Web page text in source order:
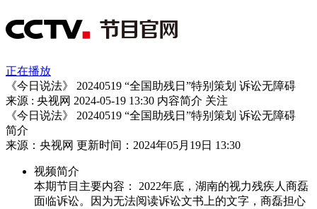
正在播放
《今日说法》 20240519 “全国助残日”特别策划 诉讼无障碍
来源 : 央视网 2024-05-19 13:30 内容简介 关注
《今日说法》 20240519 “全国助残日”特别策划 诉讼无障碍
简介
来源：央视网 更新时间：2024年05月19日 13:30
视频简介
本期节目主要内容： 2022年底，湖南的视力残疾人商磊
面临诉讼。因为无法阅读诉讼文书上的文字，商磊担心